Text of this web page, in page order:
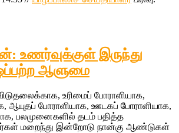
உணர்வுக்குள் இருந்து
ஆளுமை
உரிமைப் போராளியாக,
ஆயுதப் போராளியாக, ஊடகப் போராளியாக,
பலமுனைகளில் தடம் பதித்த
மறைந்து இன்றோடு நான்கு ஆண்டுகள்